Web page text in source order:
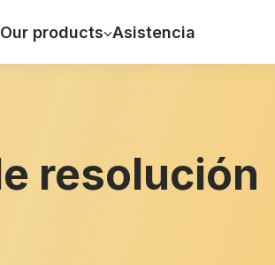
Our products Asistencia
resolución